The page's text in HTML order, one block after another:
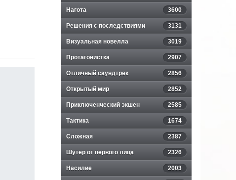
Нагота 3600
Решения с последствиями 3131
Визуальная новелла 3019
Протагонистка 2907
Отличный саундтрек 2856
Открытый мир 2852
Приключенческий экшен 2585
Тактика 1674
Сложная 2387
Шутер от первого лица 2326
Насилие 2003